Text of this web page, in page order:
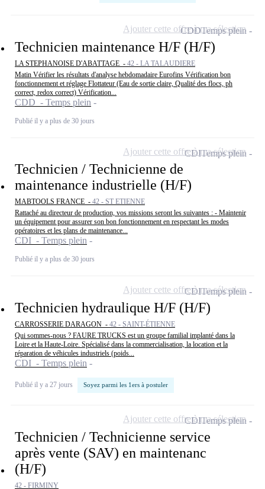
Technicien maintenance H/F (H/F)
LA STEPHANOISE D'ABATTAGE - 42 - LA TALAUDIERE
Matin Vérifier les résultats d'analyse hebdomadaire Eurofins Vérification bon
fonctionnement et réglage Flottateur (Eau de sortie claire, Qualité des flocs, ph
correct, redox correct) Vérification...
CDD - Temps plein
Publié il y a plus de 30 jours
CDDTemps plein
Ajouter cette offre à ma sélection
Technicien / Technicienne de
maintenance industrielle (H/F)
MABTOOLS FRANCE - 42 - ST ETIENNE
Rattaché au directeur de production, vos missions seront les suivantes : - Maintenir
un équipement pour assurer son bon fonctionnement en respectant les modes
opératoires et les plans de maintenance...
CDI - Temps plein
Publié il y a plus de 30 jours
CDITemps plein
Ajouter cette offre à ma sélection
Technicien hydraulique H/F (H/F)
CARROSSERIE DARAGON - 42 - SAINT-ÉTIENNE
Qui sommes-nous ? FAURE TRUCKS est un groupe familial implanté dans la
Loire et la Haute-Loire. Spécialisé dans la commercialisation, la location et la
réparation de véhicules industriels (poids...
CDI - Temps plein
Publié il y a 27 jours Soyez parmi les 1ers à postuler
CDITemps plein
Ajouter cette offre à ma sélection
Technicien / Technicienne service
après vente (SAV) en maintenanc
(H/F)
42 - FIRMINY
CDITemps plein
Ajouter cette offre à ma sélection